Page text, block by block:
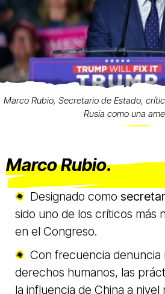
Marco Rubio, Secretario de Estado,
Rusia como una
Marco Rubio.
Designado como
sido uno de los críticos más
en el Congreso.
Con frecuencia denuncia
derechos humanos, las
la influencia de China a nivel